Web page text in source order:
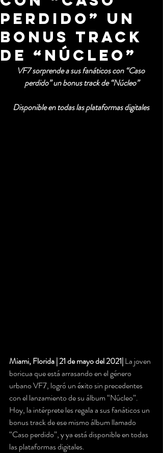
perdido” un
bonus track
de “Núcleo”
VF7 sorprende a sus fanáticos con “Caso
perdido” un bonus track de “Núcleo”
Disponible en todas las plataformas digitales
Miami, Florida | 21 de mayo del 2021| La joven
boricua que está arrasando en el género
urbano VF7, logró un éxito sin precedentes
con el lanzamiento de su álbum “Núcleo”.
Hoy, la intérprete les regala a sus fanáticos un
bonus track de ese mismo álbum llamado
“Caso perdido”, y ya está disponible en todas
las plataformas digitales.